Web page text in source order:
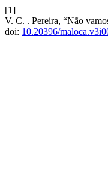
[1]
V. C. . Pereira, “Não
doi: 10.20396/